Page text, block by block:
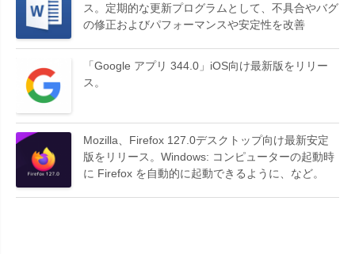
ス。定期的な更新プログラムとして、不具合やバグ
の修正およびパフォーマンスや安定性を改善
「Google アプリ 344.0」iOS向け最新版をリリー
ス。
Mozilla、Firefox 127.0デスクトップ向け最新安定
版をリリース。Windows: コンピューターの起動時
に Firefox を自動的に起動できるように、など。